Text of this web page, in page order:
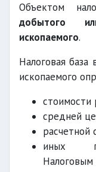
Объектом
добытого
ископаемого.
Налоговая база
ископаемого
стоимости
средней
расчетной
иных
Налоговым